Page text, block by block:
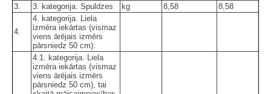
3. 3. kategorija. Spuldzes kg 8,58 8,58
4.
4. kategorija. Liela
izmēra iekārtas (vismaz
viens ārējais izmērs
pārsniedz 50 cm):
4.1. kategorija. Liela
izmēra iekārtas (vismaz
viens ārējais izmērs
pārsniedz 50 cm), tai